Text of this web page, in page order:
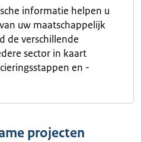
informatie helpen u
uw maatschappelijk
de verschillende
sector in kaart
en -
projecten